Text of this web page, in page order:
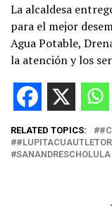
La alcaldesa
para el mejor
Agua Potable,
la atención y los
RELATED TOPICS:
SANANDRESCHOLULA